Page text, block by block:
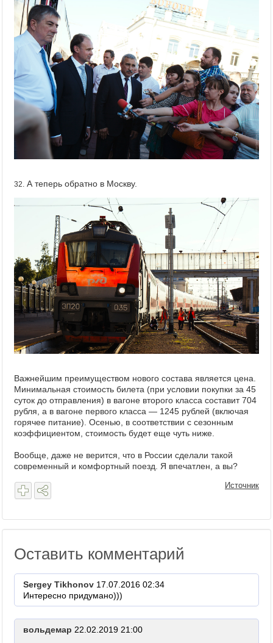
32. А теперь обратно в Москву.
Важнейшим преимуществом нового состава является цена.
Минимальная стоимость билета (при условии покупки за 45
суток до отправления) в вагоне второго класса составит 704
рубля, а в вагоне первого класса — 1245 рублей (включая
горячее питание). Осенью, в соответствии с сезонным
коэффициентом, стоимость будет еще чуть ниже.
Вообще, даже не верится, что в России сделали такой
современный и комфортный поезд. Я впечатлен, а вы?
Источник
Оставить комментарий
Sergey Tikhonov 17.07.2016 02:34
Интересно придумано)))
вольдемар 22.02.2019 21:00